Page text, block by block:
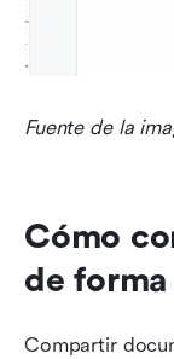
Fuente de la
Cómo
de forma
Compartir